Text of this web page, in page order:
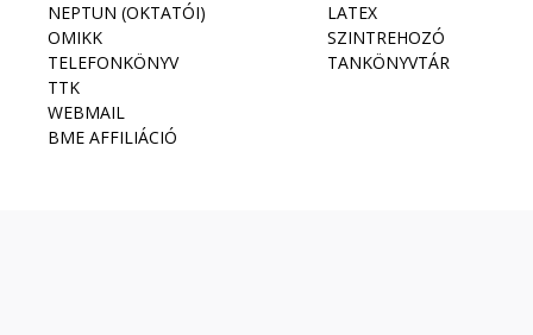
NEPTUN (OKTATÓI)
OMIKK
TELEFONKÖNYV
TTK
WEBMAIL
BME AFFILIÁCIÓ
LATEX
SZINTREHOZÓ
TANKÖNYVTÁR